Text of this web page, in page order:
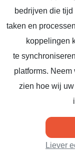
bedrijven die
taken en
koppelingen
te
platforms. Neem
zien hoe wij
Liever